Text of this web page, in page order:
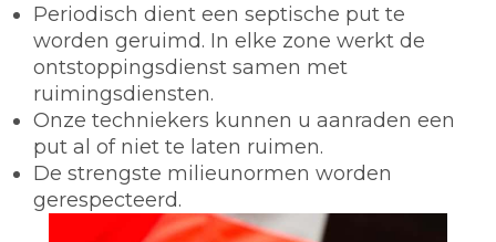
Periodisch dient een septische put te
worden geruimd. In elke zone werkt de
ontstoppingsdienst samen met
ruimingsdiensten.
Onze techniekers kunnen u aanraden een
put al of niet te laten ruimen.
De strengste milieunormen worden
gerespecteerd.